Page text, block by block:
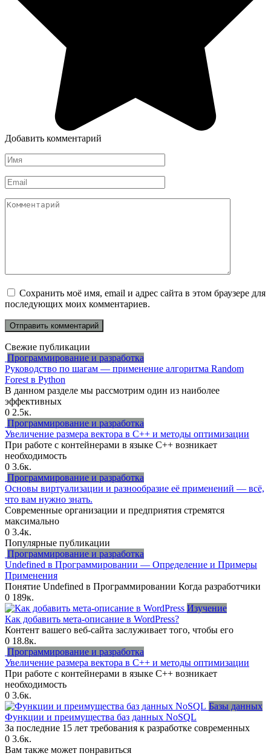
Добавить комментарий
Имя
*
Email
*
Комментарий
Сохранить моё имя, email и адрес сайта в этом браузере для
последующих моих комментариев.
Свежие публикации
Программирование и разработка
Руководство по шагам — применение алгоритма Random
Forest в Python
В данном разделе мы рассмотрим один из наиболее
эффективных
0 2.5к.
Программирование и разработка
Увеличение размера вектора в C++ и методы оптимизации
При работе с контейнерами в языке C++ возникает
необходимость
0 3.6к.
Программирование и разработка
Основы виртуализации и разнообразие её применений — всё,
что вам нужно знать.
Современные организации и предприятия стремятся
максимально
0 3.4к.
Популярные публикации
Программирование и разработка
Undefined в Программировании — Определение и Примеры
Применения
Понятие Undefined в Программировании Когда разработчики
0 189к.
Изучение
Как добавить мета-описание в WordPress?
Контент вашего веб-сайта заслуживает того, чтобы его
0 18.8к.
Программирование и разработка
Увеличение размера вектора в C++ и методы оптимизации
При работе с контейнерами в языке C++ возникает
необходимость
0 3.6к.
Базы данных
Функции и преимущества баз данных NoSQL
За последние 15 лет требования к разработке современных
0 3.6к.
Вам также может понравиться